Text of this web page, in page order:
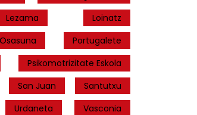
Lezama
Loinatz
Osasuna
Portugalete
Psikomotrizitate Eskola
San Juan
Santutxu
Urdaneta
Vasconia